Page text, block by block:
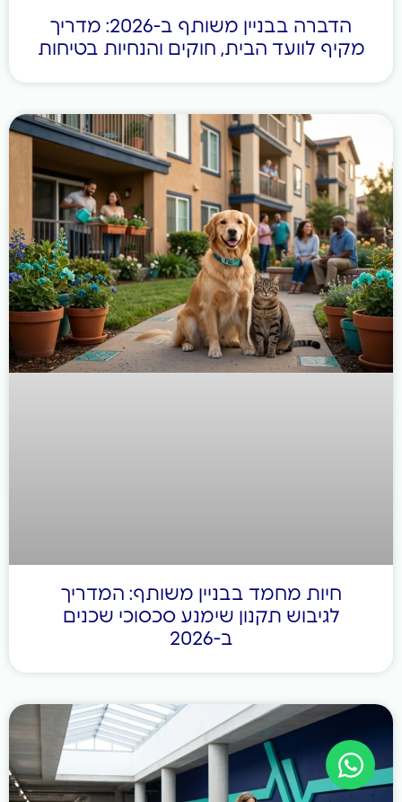
הדברה בבניין משותף ב-2026: מדריך
מקיף לוועד הבית, חוקים והנחיות בטיחות
חיות מחמד בבניין משותף: המדריך
לגיבוש תקנון שימנע סכסוכי שכנים
ב-2026